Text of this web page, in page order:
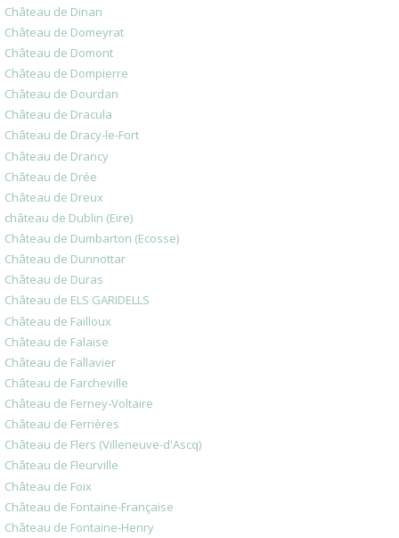
Château de Dinan
Château de Domeyrat
Château de Domont
Château de Dompierre
Château de Dourdan
Château de Dracula
Château de Dracy-le-Fort
Château de Drancy
Château de Drée
Château de Dreux
château de Dublin (Eire)
Château de Dumbarton (Ecosse)
Château de Dunnottar
Château de Duras
Château de ELS GARIDELLS
Château de Failloux
Château de Falaise
Château de Fallavier
Château de Farcheville
Château de Ferney-Voltaire
Château de Ferrières
Château de Flers (Villeneuve-d'Ascq)
Château de Fleurville
Château de Foix
Château de Fontaine-Française
Château de Fontaine-Henry